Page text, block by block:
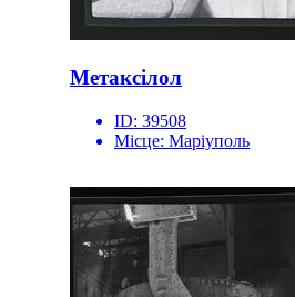
Метаксілол
ID: 39508
Місце: Маріуполь